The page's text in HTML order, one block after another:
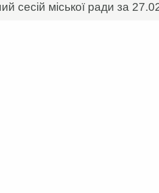
сесій міської ради за